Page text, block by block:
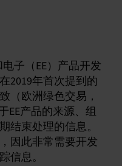
子（EE）产品开发
2019年首次提到的
（欧洲绿色交易，
EE产品的来源、组
结束处理的信息。
因此非常需要开发
信息。